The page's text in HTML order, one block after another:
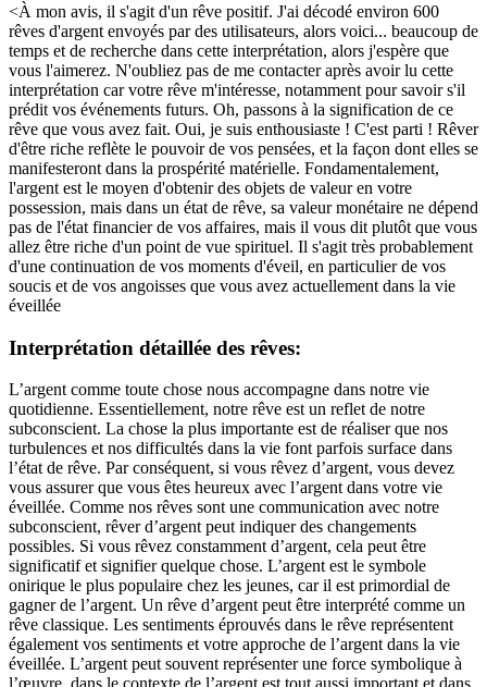
<À mon avis, il s'agit d'un rêve positif. J'ai décodé environ 600
rêves d'argent envoyés par des utilisateurs, alors voici... beaucoup de
temps et de recherche dans cette interprétation, alors j'espère que
vous l'aimerez. N'oubliez pas de me contacter après avoir lu cette
interprétation car votre rêve m'intéresse, notamment pour savoir s'il
prédit vos événements futurs. Oh, passons à la signification de ce
rêve que vous avez fait. Oui, je suis enthousiaste ! C'est parti ! Rêver
d'être riche reflète le pouvoir de vos pensées, et la façon dont elles se
manifesteront dans la prospérité matérielle. Fondamentalement,
l'argent est le moyen d'obtenir des objets de valeur en votre
possession, mais dans un état de rêve, sa valeur monétaire ne dépend
pas de l'état financier de vos affaires, mais il vous dit plutôt que vous
allez être riche d'un point de vue spirituel. Il s'agit très probablement
d'une continuation de vos moments d'éveil, en particulier de vos
soucis et de vos angoisses que vous avez actuellement dans la vie
éveillée
Interprétation détaillée des rêves:
L’argent comme toute chose nous accompagne dans notre vie
quotidienne. Essentiellement, notre rêve est un reflet de notre
subconscient. La chose la plus importante est de réaliser que nos
turbulences et nos difficultés dans la vie font parfois surface dans
l’état de rêve. Par conséquent, si vous rêvez d’argent, vous devez
vous assurer que vous êtes heureux avec l’argent dans votre vie
éveillée. Comme nos rêves sont une communication avec notre
subconscient, rêver d’argent peut indiquer des changements
possibles. Si vous rêvez constamment d’argent, cela peut être
significatif et signifier quelque chose. L’argent est le symbole
onirique le plus populaire chez les jeunes, car il est primordial de
gagner de l’argent. Un rêve d’argent peut être interprété comme un
rêve classique. Les sentiments éprouvés dans le rêve représentent
également vos sentiments et votre approche de l’argent dans la vie
éveillée. L’argent peut souvent représenter une force symbolique à